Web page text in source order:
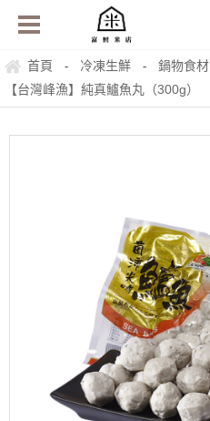
首頁 - 冷凍生鮮 - 鍋物食材
【台灣峰漁】純真鱸魚丸（300g）